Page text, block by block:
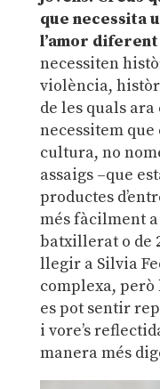
que necessita
l’amor diferent
necessiten
violència,
de les quals
necessitem
cultura, no
assaigs –que
productes
més fàcilment
batxillerat o de
llegir a Silvia
complexa,
es pot sentir
i vore’s
manera més